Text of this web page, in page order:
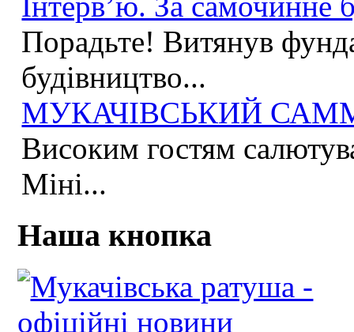
Порадьте! Витянув
будівництво...
МУКАЧІВСЬКИЙ
Високим гостям
Міні...
Наша кнопка